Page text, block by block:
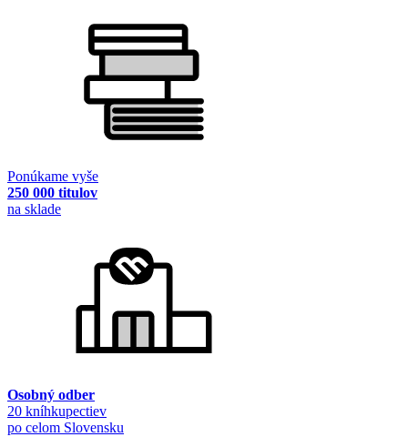
Ponúkame vyše
250 000 titulov
na sklade
Osobný odber
20 kníhkupectiev
po celom Slovensku